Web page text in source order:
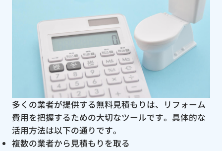
多くの業者が提供する無料見積もりは、リフォーム
費用を把握するための大切なツールです。具体的な
活用方法は以下の通りです。
複数の業者から見積もりを取る